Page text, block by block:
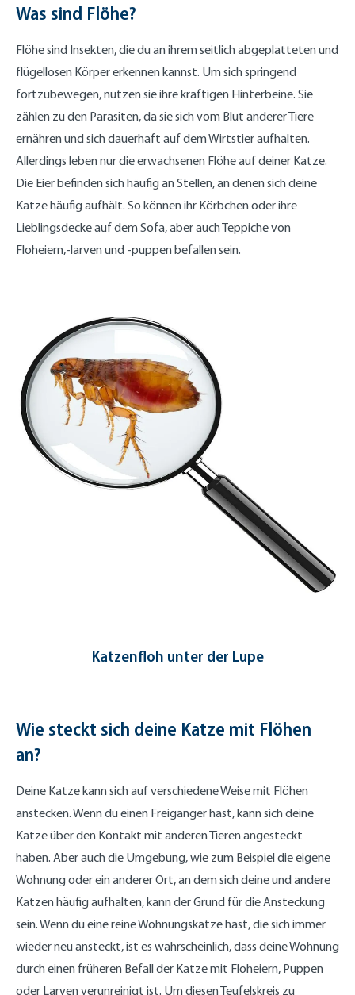
Was sind Flöhe?
Flöhe sind Insekten, die du an ihrem seitlich abgeplatteten und
flügellosen Körper erkennen kannst. Um sich springend
fortzubewegen, nutzen sie ihre kräftigen Hinterbeine. Sie
zählen zu den Parasiten, da sie sich vom Blut anderer Tiere
ernähren und sich dauerhaft auf dem Wirtstier aufhalten.
Allerdings leben nur die erwachsenen Flöhe auf deiner Katze.
Die Eier befinden sich häufig an Stellen, an denen sich deine
Katze häufig aufhält. So können ihr Körbchen oder ihre
Lieblingsdecke auf dem Sofa, aber auch Teppiche von
Floheiern,-larven und -puppen befallen sein.
Katzenfloh unter der Lupe
Wie steckt sich deine Katze mit Flöhen
an?
Deine Katze kann sich auf verschiedene Weise mit Flöhen
anstecken. Wenn du einen Freigänger hast, kann sich deine
Katze über den Kontakt mit anderen Tieren angesteckt
haben. Aber auch die Umgebung, wie zum Beispiel die eigene
Wohnung oder ein anderer Ort, an dem sich deine und andere
Katzen häufig aufhalten, kann der Grund für die Ansteckung
sein. Wenn du eine reine Wohnungskatze hast, die sich immer
wieder neu ansteckt, ist es wahrscheinlich, dass deine Wohnung
durch einen früheren Befall der Katze mit Floheiern, Puppen
oder Larven verunreinigt ist. Um diesen Teufelskreis zu